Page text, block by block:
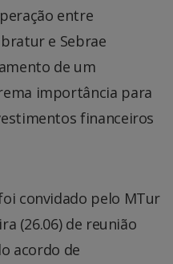
entre
e Sebrae
de um
importância para
financeiros
convidado pelo MTur
(26.06) de reunião
acordo de